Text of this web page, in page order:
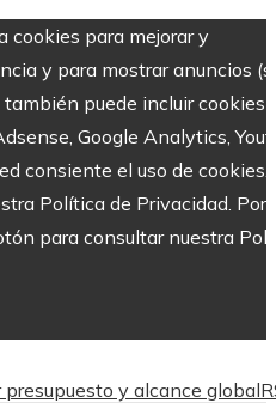
cookies para mejorar y
y para mostrar anuncios
puede incluir cookies
Google Analytics,
consiente el uso de cookies.
Política de Privacidad. Por
para consultar nuestra
y alcance global